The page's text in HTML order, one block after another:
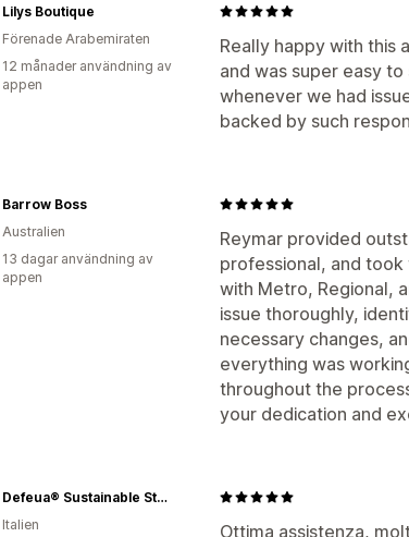
Restriktioner för
Ordergränser
Återbeställ priser
Anpassade regler
Hämtningsalternativ
I butik Flera platser
Really happy with this
and was super easy
whenever we had
backed by such
Lilys Boutique
Förenade Arabemiraten
12 månader användning av
appen
Reymar provided
professional, and
with Metro, Regional,
issue thoroughly,
necessary changes,
everything was
throughout the
your dedication and
Barrow Boss
Australien
13 dagar användning av
appen
Ottima assistenza,
Defeua® Sustainable Streetwear
Italien